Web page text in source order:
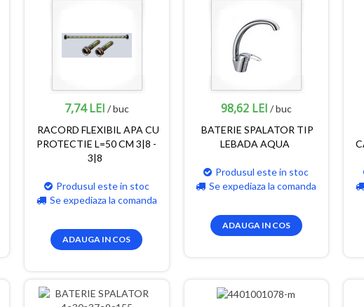
7,74 LEI / buc
RACORD FLEXIBIL APA CU
PROTECTIE L=50 CM 3|8 -
3|8
Produsul este in stoc
Se expediaza la comanda
ADAUGA IN COS
98,62 LEI / buc
BATERIE SPALATOR TIP
LEBADA AQUA
Produsul este in stoc
Se expediaza la comanda
ADAUGA IN COS